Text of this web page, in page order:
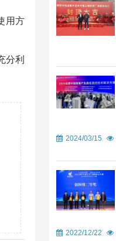
用方
分利
2024/03/15
2022/12/22